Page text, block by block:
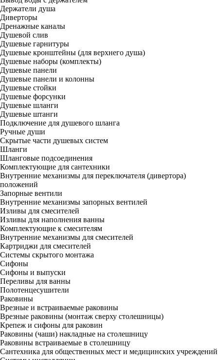
Держатели душа
Диверторы
Дренажные каналы
Душевой слив
Душевые гарнитуры
Душевые кронштейны (для верхнего душа)
Душевые наборы (комплекты)
Душевые панели
Душевые панели и колонны
Душевые стойки
Душевые форсунки
Душевые шланги
Душевые штанги
Подключение для душевого шланга
Ручные души
Скрытые части душевых систем
Шланги
Шланговые подсоединения
Комплектующие для сантехники
Внутренние механизмы для переключателя (дивертора)
положений
Запорные вентили
Внутренние механизмы запорных вентилей
Изливы для смесителей
Изливы для наполнения ванны
Комплектующие к смесителям
Внутренние механизмы для смесителей
Картриджи для смесителей
Системы скрытого монтажа
Сифоны
Сифоны и выпуски
Переливы для ванны
Полотенцесушители
Раковины
Врезные и встраиваемые раковины
Врезные раковины (монтаж сверху столешницы)
Крепеж и сифоны для раковин
Раковины (чаши) накладные на столешницу
Раковины встраиваемые в столешницу
Сантехника для общественных мест и медицинских учреждений